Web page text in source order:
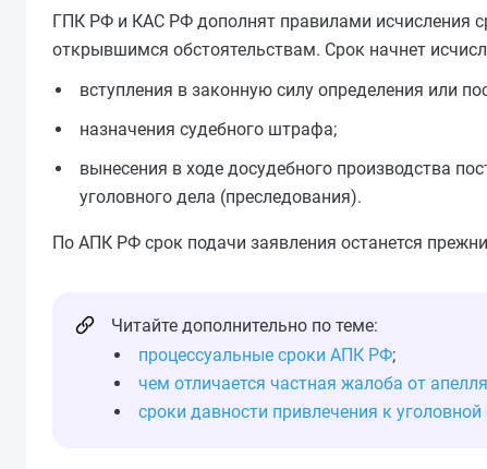
ГПК РФ и КАС РФ дополнят правилами исчисления
открывшимся обстоятельствам. Срок начнет
вступления в законную силу определения или
назначения судебного штрафа;
вынесения в ходе досудебного производства
уголовного дела (преследования).
По АПК РФ срок подачи заявления останется
Читайте дополнительно по теме:
процессуальные сроки АПК РФ;
чем отличается частная жалоба от
сроки давности привлечения к уголовной